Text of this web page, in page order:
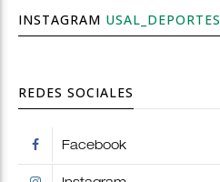
INSTAGRAM USAL_DEPORTES
REDES SOCIALES
Facebook